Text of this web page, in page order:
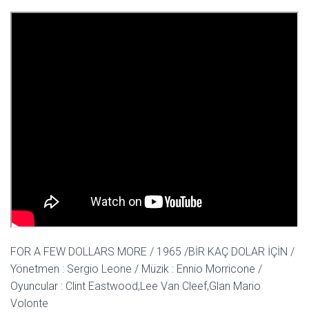
FOR A FEW DOLLARS MORE / 1965 /BİR KAÇ DOLAR İÇİN /
Yönetmen : Sergio Leone / Müzik : Ennio Morricone /
Oyuncular : Clint Eastwood,Lee Van Cleef,Glan Mario
Volonte